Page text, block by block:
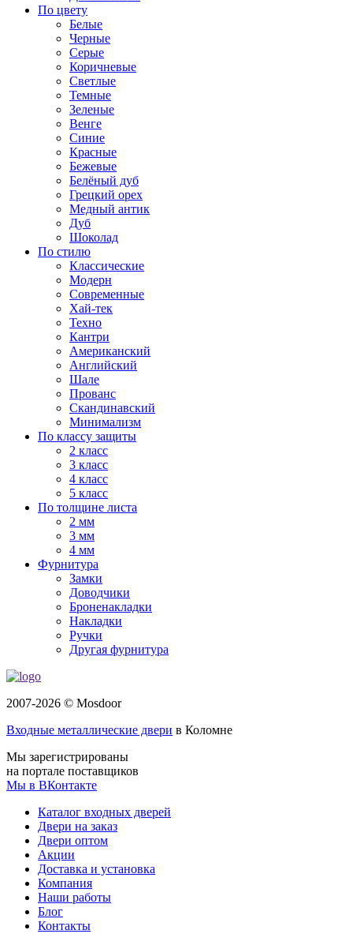
По цвету
Белые
Черные
Серые
Коричневые
Светлые
Темные
Зеленые
Венге
Синие
Красные
Бежевые
Белёный дуб
Грецкий орех
Медный антик
Дуб
Шоколад
По стилю
Классические
Модерн
Современные
Хай-тек
Техно
Кантри
Американский
Английский
Шале
Прованс
Скандинавский
Минимализм
По классу защиты
2 класс
3 класс
4 класс
5 класс
По толщине листа
2 мм
3 мм
4 мм
Фурнитура
Замки
Доводчики
Броненакладки
Накладки
Ручки
Другая фурнитура
2007-2026 © Mosdoor
Входные металлические двери в Коломне
Мы зарегистрированы
на портале поставщиков
Мы в ВКонтакте
Каталог входных дверей
Двери на заказ
Двери оптом
Акции
Доставка и установка
Компания
Наши работы
Блог
Контакты